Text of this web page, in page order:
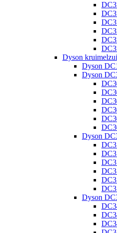
Dyson
Dyson
Dyson
Dyson
Dyson